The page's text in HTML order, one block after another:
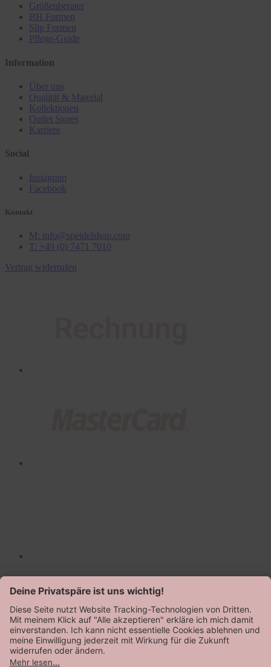
Größenberater
BH Formen
Slip Formen
Pflege-Guide
Information
Über uns
Qualität & Material
Kollektionen
Outlet Stores
Karriere
Social
Instagram
Facebook
Kontakt
M: info@speidelshop.com
T: +49 (0) 7471 7010
Vertrag widerrufen